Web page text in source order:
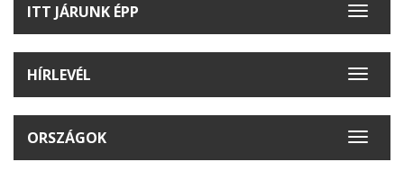
Toggle
ITT JÁRUNK ÉPP
Toggle
HÍRLEVÉL
Toggle
ORSZÁGOK